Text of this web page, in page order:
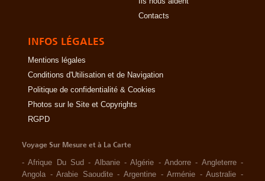
Contacts
INFOS LÉGALES
Mentions légales
Conditions d'Utilisation et de Navigation
Politique de confidentialité & Cookies
Photos sur le Site et Copyrights
RGPD
Voyage Sur Mesure et à La Carte
-Afrique Du Sud - Albanie -Algérie -Andorre - Angleterre -
Angola -Arabie Saoudite -Argentine -Arménie -Australie -